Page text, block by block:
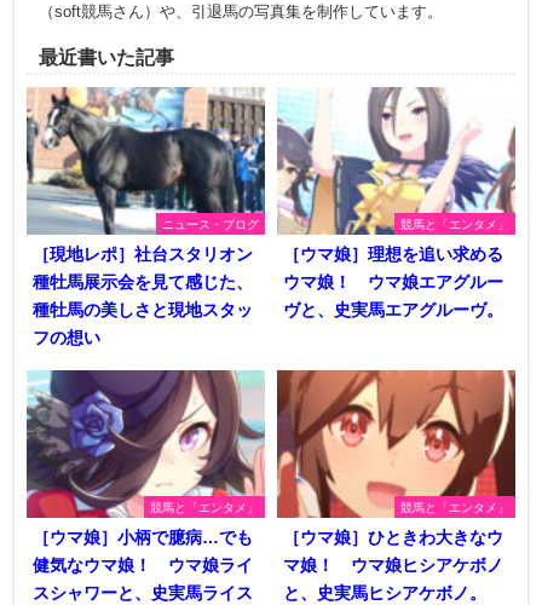
（soft競馬さん）や、引退馬の写真集を制作しています。
最近書いた記事
ニュース・ブログ
［現地レポ］社台スタリオン
種牡馬展示会を見て感じた、
種牡馬の美しさと現地スタッ
フの想い
競馬と「エンタメ」
［ウマ娘］理想を追い求める
ウマ娘！ ウマ娘エアグルー
ヴと、史実馬エアグルーヴ。
競馬と「エンタメ」
［ウマ娘］小柄で臆病…でも
健気なウマ娘！ ウマ娘ライ
スシャワーと、史実馬ライス
競馬と「エンタメ」
［ウマ娘］ひときわ大きなウ
マ娘！ ウマ娘ヒシアケボノ
と、史実馬ヒシアケボノ。